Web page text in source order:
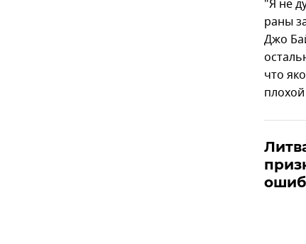
"Я не
раны
Джо
что